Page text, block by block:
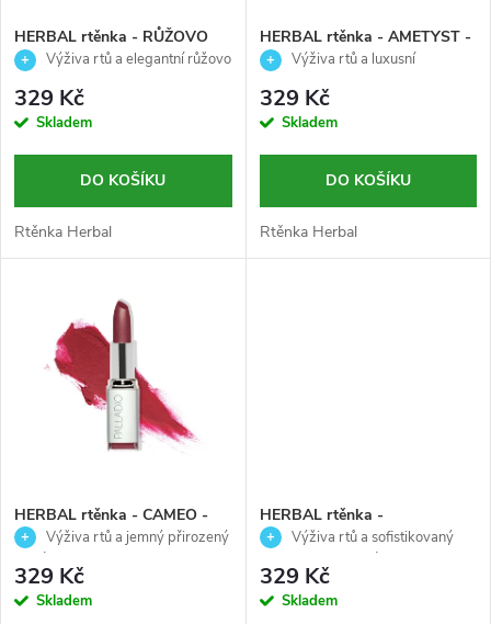
p
r
o
d
u
s
p
r
d
HERBAL rtěnka - RŮŽOVO
STŘÍBRNÁ - Palladio - 3,7g
Výživa rtů a elegantní růžovo
329 Kč
Skladem
DO KOŠÍKU
Rtěnka Herbal
HERBAL rtěnka - AMETYST -
Palladio - 3,7g
Výživa rtů a luxusní
329 Kč
Skladem
DO KOŠÍKU
Rtěnka Herbal
HERBAL rtěnka - CAMEO -
Palladio - 3,7g
Výživa rtů a jemný přirozený
329 Kč
Skladem
HERBAL rtěnka -
COSMOPOLITAN - Palladio -
Výživa rtů a sofistikovaný
329 Kč
Skladem